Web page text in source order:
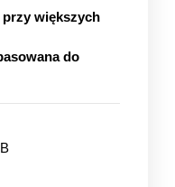
większych
do